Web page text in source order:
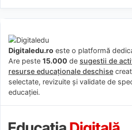
Digitaledu.ro este o platformă
Are peste 15.000 de sugestii de
resurse educaționale deschise
selectate, revizuite și validate de
educației.